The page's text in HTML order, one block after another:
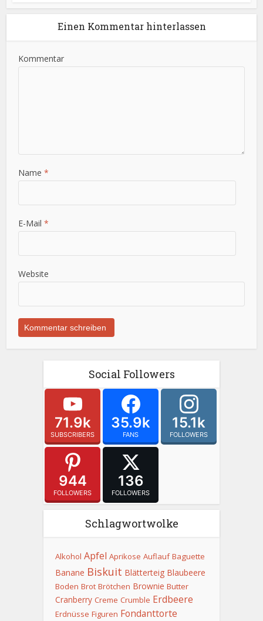
Einen Kommentar hinterlassen
Kommentar
Name*
E-Mail*
Website
Social Followers
71.9k
SUBSCRIBERS
35.9k
FANS
15.1k
FOLLOWERS
944
FOLLOWERS
136
FOLLOWERS
Schlagwortwolke
Alkohol Apfel Aprikose Auflauf Baguette
Banane Biskuit Blätterteig Blaubeere
Boden Brot Brötchen Brownie Butter
Cranberry Creme Crumble Erdbeere
Erdnüsse Figuren Fondanttorte